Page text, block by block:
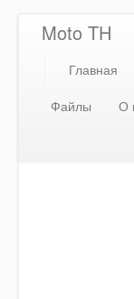
Moto TH
Главная
Файлы
О